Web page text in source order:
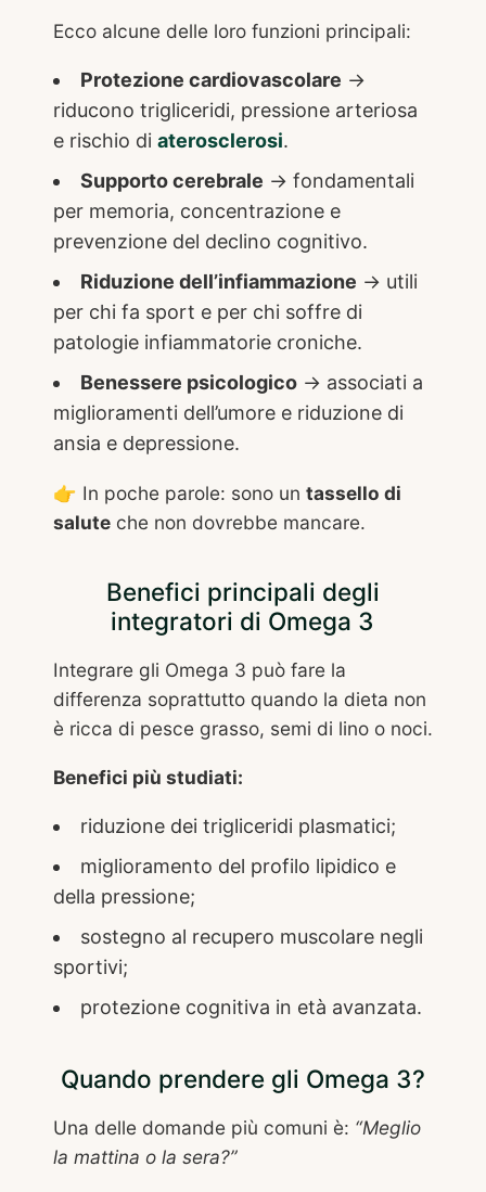
Ecco alcune delle loro funzioni principali:
Protezione cardiovascolare →
riducono trigliceridi, pressione arteriosa
e rischio di aterosclerosi.
Supporto cerebrale → fondamentali
per memoria, concentrazione e
prevenzione del declino cognitivo.
Riduzione dell’infiammazione → utili
per chi fa sport e per chi soffre di
patologie infiammatorie croniche.
Benessere psicologico→ associati a
miglioramenti dell’umore e riduzione di
ansia e depressione.
👉 In poche parole: sono un tassello di
saluteche non dovrebbe mancare.
Benefici principali degli
integratori di Omega 3
Integrare gli Omega 3 può fare la
differenza soprattutto quando la dieta non
è ricca di pesce grasso, semi di lino o noci.
Benefici più studiati:
riduzione dei trigliceridi plasmatici;
miglioramento del profilo lipidico e
della pressione;
sostegno al recupero muscolare negli
sportivi;
protezione cognitiva in età avanzata.
Quando prendere gli Omega 3?
Una delle domande più comuni è: “Meglio
la mattina o la sera?”